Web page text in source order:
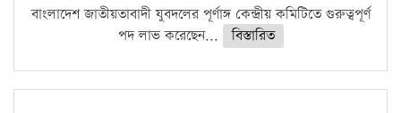
ফরিদগঞ্জে আগুনে পুড়লো ৬ ব্যবসা প্রতিষ্ঠান
বাংলাদেশ জাতীয়তাবাদী যুবদলের পূর্ণাঙ্গ কেন্দ্রীয় কমিটিতে গুরুত্বপূর্ণ
পদ লাভ করেছেন...
বিস্তারিত